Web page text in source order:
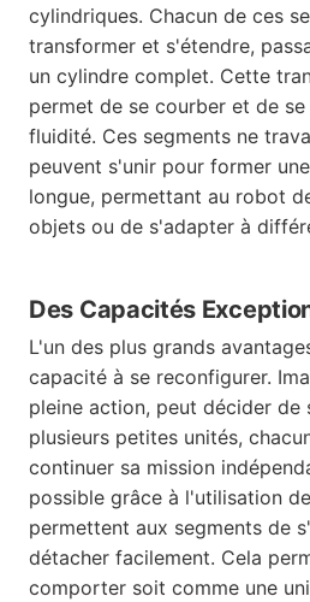
cylindriques. Chacun de ces
transformer et s'étendre,
un cylindre complet. Cette
permet de se courber et de
fluidité. Ces segments ne
peuvent s'unir pour former
longue, permettant au robot
objets ou de s'adapter à
Des Capacités
L'un des plus grands
capacité à se reconfigurer.
pleine action, peut décider de
plusieurs petites unités,
continuer sa mission
possible grâce à l'utilisation
permettent aux segments de
détacher facilement. Cela
comporter soit comme une